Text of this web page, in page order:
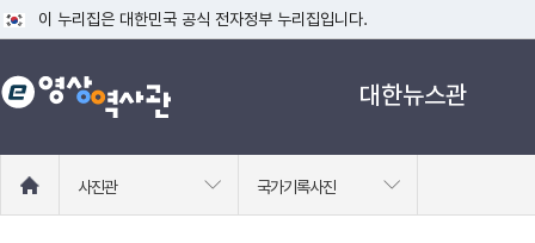
이 누리집은 대한민국 공식 전자정부 누리집입니다.
공식 누리집 주소 확인하기
go.kr 주소를 사용하는 누리집은 대한민국 정부기관이 관리하는 누리집입니
대한뉴스관
로
사진관 국가기록사진